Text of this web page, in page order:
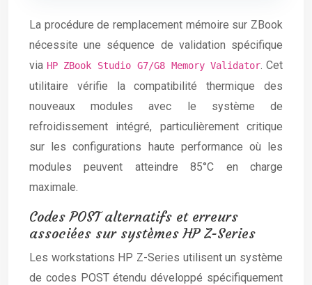
La procédure de remplacement mémoire sur ZBook
nécessite une séquence de validation spécifique
via HP ZBook Studio G7/G8 Memory Validator. Cet
utilitaire vérifie la compatibilité thermique des
nouveaux modules avec le système de
refroidissement intégré, particulièrement critique
sur les configurations haute performance où les
modules peuvent atteindre 85°C en charge
maximale.
Codes POST alternatifs et erreurs
associées sur systèmes HP Z-Series
Les workstations HP Z-Series utilisent un système
de codes POST étendu développé spécifiquement